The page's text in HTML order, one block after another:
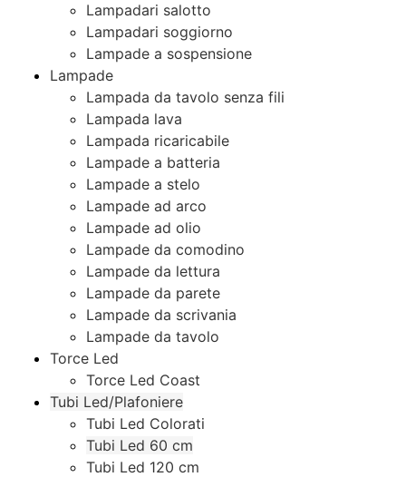
Lampadari salotto
Lampadari soggiorno
Lampade a sospensione
Lampade
Lampada da tavolo senza fili
Lampada lava
Lampada ricaricabile
Lampade a batteria
Lampade a stelo
Lampade ad arco
Lampade ad olio
Lampade da comodino
Lampade da lettura
Lampade da parete
Lampade da scrivania
Lampade da tavolo
Torce Led
Torce Led Coast
Tubi Led/Plafoniere
Tubi Led Colorati
Tubi Led 60 cm
Tubi Led 120 cm